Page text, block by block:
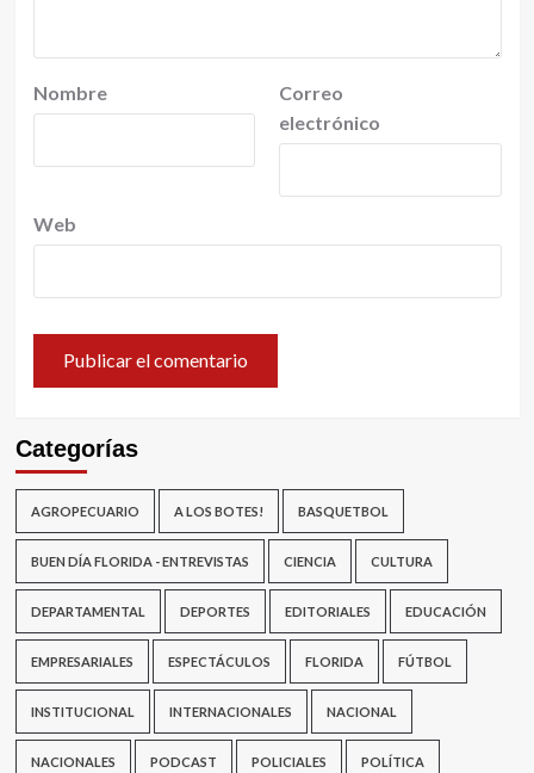
Nombre
Correo
electrónico
Web
Categorías
AGROPECUARIO A LOS BOTES! BASQUETBOL
BUEN DÍA FLORIDA - ENTREVISTAS CIENCIA CULTURA
DEPARTAMENTAL DEPORTES EDITORIALES EDUCACIÓN
EMPRESARIALES ESPECTÁCULOS FLORIDA FÚTBOL
INSTITUCIONAL INTERNACIONALES NACIONAL
NACIONALES PODCAST POLICIALES POLÍTICA